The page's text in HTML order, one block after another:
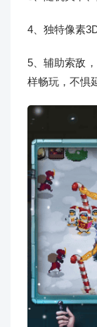
4、独特像素
5、辅助索敌
样畅玩，不惧